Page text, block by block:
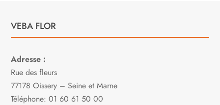
VEBA FLOR
Adresse :
Rue des fleurs
77178 Oissery – Seine et Marne
Téléphone: 01 60 61 50 00